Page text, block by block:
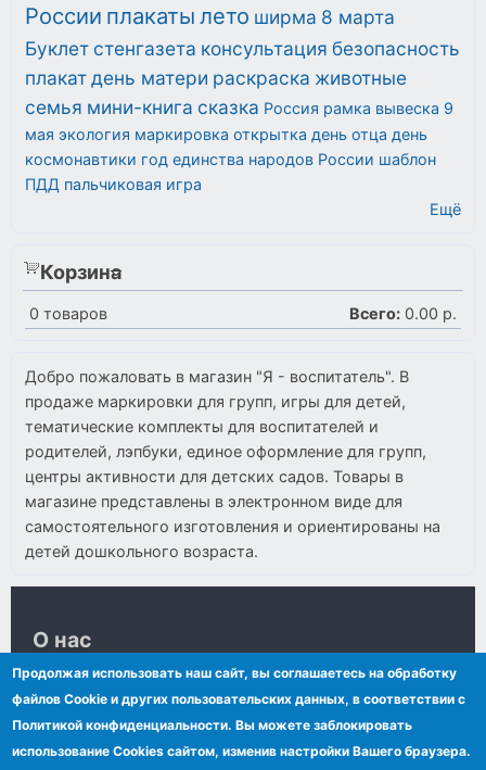
России плакаты лето ширма 8 марта
Буклет стенгазета консультация безопасность
плакатдень матери раскраска животные
семья мини-книга сказка Россия рамка вывеска 9
мая экология маркировка открытка день отца день
космонавтики год единства народов России шаблон
ПДД пальчиковая игра
Ещё
Корзина
0 товаров Всего: 0.00 р.
Добро пожаловать в магазин "Я - воспитатель". В
продаже маркировки для групп, игры для детей,
тематические комплекты для воспитателей и
родителей, лэпбуки, единое оформление для групп,
центры активности для детских садов. Товары в
магазине представлены в электронном виде для
самостоятельного изготовления и ориентированы на
детей дошкольного возраста.
О нас
Контакты
Сообщения VKontakte
Политика обработки персональных данных
Последние публикации на сайте
Продолжая использовать наш сайт, вы соглашаетесь на обработку
файлов Сookie и других пользовательских данных, в соответствии с
Политикой конфиденциальности. Вы можете заблокировать
использование Cookies сайтом, изменив настройки Вашего браузера.